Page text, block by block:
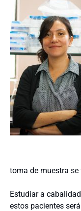
toma de muestra se
Estudiar a
estos pacientes